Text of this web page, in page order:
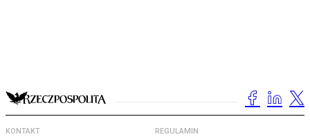
KONTAKT REGULAMIN